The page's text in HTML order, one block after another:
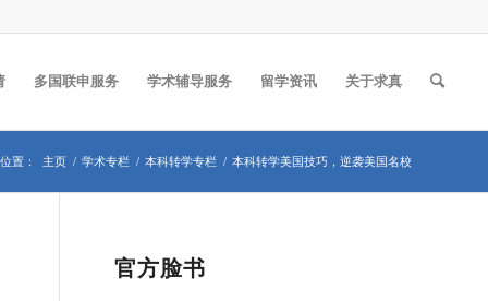
多国联申服务 学术辅导服务 留学资讯 关于求真
置： 主页 / 学术专栏 / 本科转学专栏 / 本科转学美国技巧，逆袭美国名校
官方脸书